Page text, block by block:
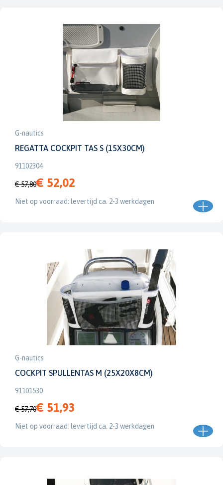
G-nautics
REGATTA COCKPIT TAS S (15X30CM)
91102304
€ 57,80€ 52,02
Niet op voorraad: levertijd ca. 2-3 werkdagen
G-nautics
COCKPIT SPULLENTAS M (25X20X8CM)
91101530
€ 57,70€ 51,93
Niet op voorraad: levertijd ca. 2-3 werkdagen